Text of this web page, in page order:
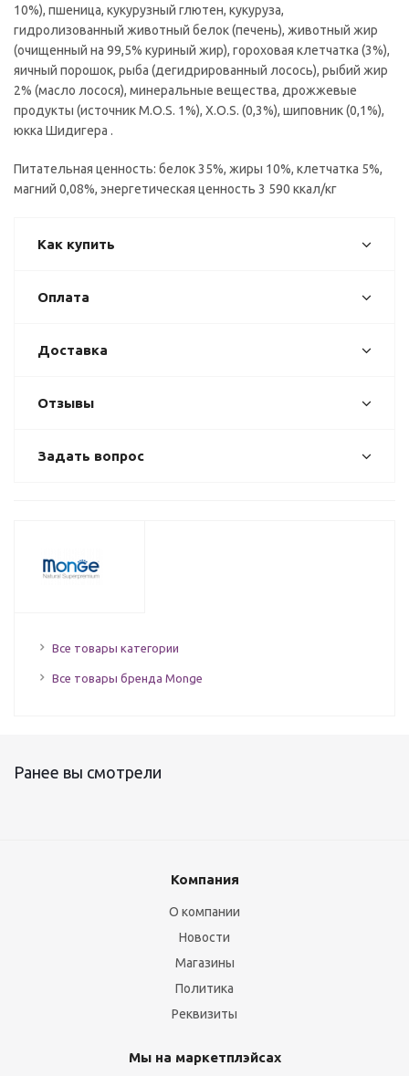
10%), пшеница, кукурузный глютен, кукуруза,
гидролизованный животный белок (печень), животный жир
(очищенный на 99,5% куриный жир), гороховая клетчатка (3%),
яичный порошок, рыба (дегидрированный лосось), рыбий жир
2% (масло лосося), минеральные вещества, дрожжевые
продукты (источник M.O.S. 1%), X.O.S. (0,3%), шиповник (0,1%),
юкка Шидигера .
Питательная ценность: белок 35%, жиры 10%, клетчатка 5%,
магний 0,08%, энергетическая ценность 3 590 ккал/кг
Как купить
Оплата
Доставка
Отзывы
Задать вопрос
Все товары категории
Все товары бренда Monge
Ранее вы смотрели
Компания
О компании
Новости
Магазины
Политика
Реквизиты
Мы на маркетплэйсах